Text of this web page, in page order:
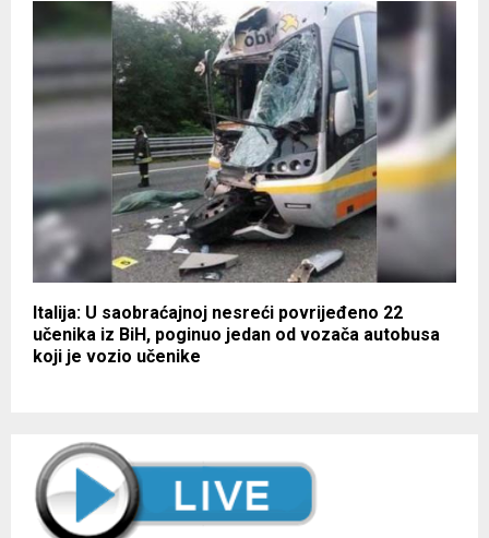
Italija: U saobraćajnoj nesreći povrijeđeno 22
učenika iz BiH, poginuo jedan od vozača autobusa
koji je vozio učenike